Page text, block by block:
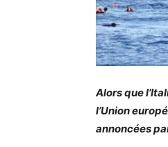
Alors que
l’Union
annoncées